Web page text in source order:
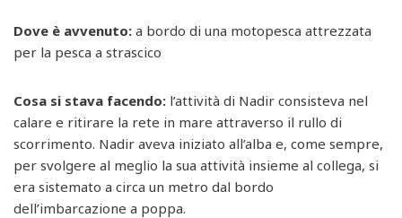
Dove è avvenuto: a bordo di una motopesca attrezzata
per la pesca a strascico
Cosa si stava facendo: l’attività di Nadir consisteva nel
calare e ritirare la rete in mare attraverso il rullo di
scorrimento. Nadir aveva iniziato all’alba e, come sempre,
per svolgere al meglio la sua attività insieme al collega, si
era sistemato a circa un metro dal bordo
dell’imbarcazione a poppa.